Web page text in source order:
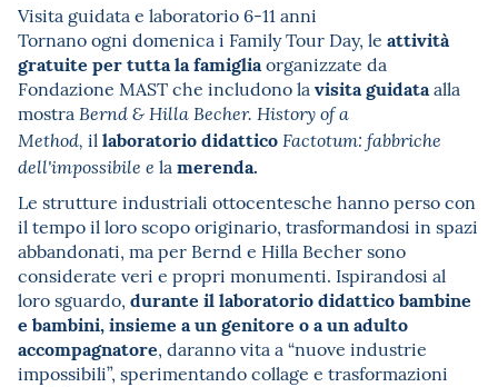
Visita guidata e laboratorio 6-11 anni
Tornano ogni domenica i Family Tour Day, le attività
gratuite per tutta la famigliaorganizzate da
Fondazione MAST che includono la visita guidataalla
mostra Bernd & Hilla Becher. History of a
Method, il laboratorio didatticoFactotum: fabbriche
dell'impossibile e la merenda.
Le strutture industriali ottocentesche hanno perso con
il tempo il loro scopo originario, trasformandosi in spazi
abbandonati, ma per Bernd e Hilla Becher sono
considerate veri e propri monumenti. Ispirandosi al
loro sguardo, durante il laboratorio didatticobambine
e bambini, insieme a un genitore o a un adulto
accompagnatore, daranno vita a “nuove industrie
impossibili”, sperimentando collage e trasformazioni